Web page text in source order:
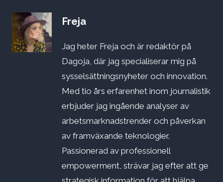
Freja
Jag heter Freja och är redaktör på
Dagoja, där jag specialiserar mig på
sysselsättningsnyheter och innovation.
Med tio års erfarenhet inom journalistik
erbjuder jag ingående analyser av
arbetsmarknadstrender och påverkan
av framväxande teknologier.
Passionerad av professionell
empowerment, strävar jag efter att ge